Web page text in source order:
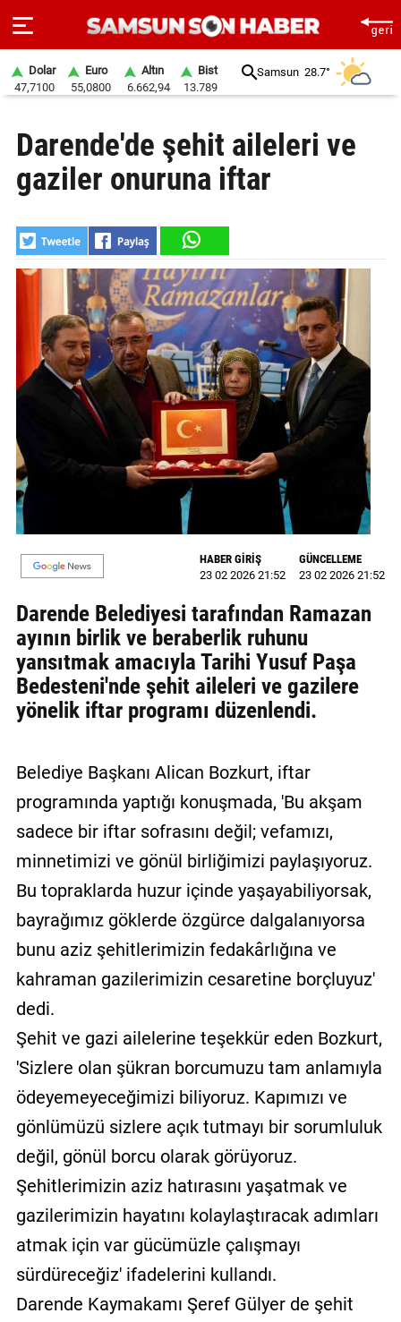
SAYFA
SAMSUN
SAMSUNSPOR
GÜNDEM
SİYASET
EKONOMİ
DÜNYA
MAGAZİN
YAZARLAR
ULAŞIN
Künye
İletişim
Gizlilik
Dolar
47,7100
Euro
55,0800
Altın
6.662,94
Bist
13.789
Samsun 28.7°
Darende'de şehit aileleri ve
gaziler onuruna iftar
HABER GİRİŞ
23 02 2026 21:52
GÜNCELLEME
23 02 2026 21:52
Darende Belediyesi tarafından Ramazan
ayının birlik ve beraberlik ruhunu
yansıtmak amacıyla Tarihi Yusuf Paşa
Bedesteni'nde şehit aileleri ve gazilere
yönelik iftar programı düzenlendi.
Belediye Başkanı Alican Bozkurt, iftar
programında yaptığı konuşmada, 'Bu akşam
sadece bir iftar sofrasını değil; vefamızı,
minnetimizi ve gönül birliğimizi paylaşıyoruz.
Bu topraklarda huzur içinde yaşayabiliyorsak,
bayrağımız göklerde özgürce dalgalanıyorsa
bunu aziz şehitlerimizin fedakârlığına ve
kahraman gazilerimizin cesaretine borçluyuz'
dedi.
Şehit ve gazi ailelerine teşekkür eden Bozkurt,
'Sizlere olan şükran borcumuzu tam anlamıyla
ödeyemeyeceğimizi biliyoruz. Kapımızı ve
gönlümüzü sizlere açık tutmayı bir sorumluluk
değil, gönül borcu olarak görüyoruz.
Şehitlerimizin aziz hatırasını yaşatmak ve
gazilerimizin hayatını kolaylaştıracak adımları
atmak için var gücümüzle çalışmayı
sürdüreceğiz' ifadelerini kullandı.
Darende Kaymakamı Şeref Gülyer de şehit